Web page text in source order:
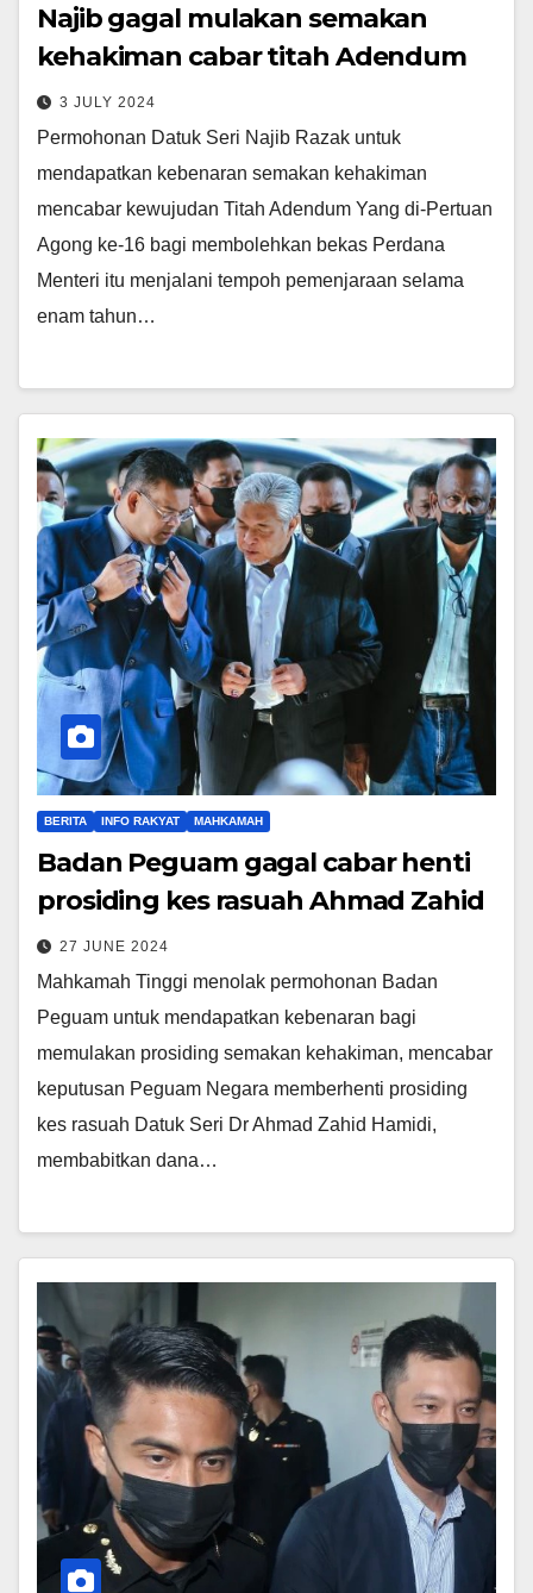
Najib gagal mulakan semakan
kehakiman cabar titah Adendum
3 JULY 2024
Permohonan Datuk Seri Najib Razak untuk
mendapatkan kebenaran semakan kehakiman
mencabar kewujudan Titah Adendum Yang di-Pertuan
Agong ke-16 bagi membolehkan bekas Perdana
Menteri itu menjalani tempoh pemenjaraan selama
enam tahun…
BERITA INFO RAKYAT MAHKAMAH
Badan Peguam gagal cabar henti
prosiding kes rasuah Ahmad Zahid
27 JUNE 2024
Mahkamah Tinggi menolak permohonan Badan
Peguam untuk mendapatkan kebenaran bagi
memulakan prosiding semakan kehakiman, mencabar
keputusan Peguam Negara memberhenti prosiding
kes rasuah Datuk Seri Dr Ahmad Zahid Hamidi,
membabitkan dana…